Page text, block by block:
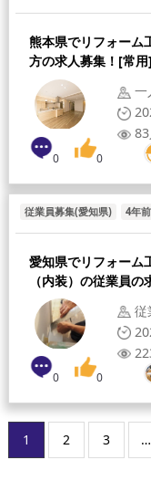
熊本県でリフォーム
方の求人募集！[常用]
一
83
0 0
従業員募集(愛知県) 4年
愛知県でリフォーム
（内装）の従業員の
従
0 0
1 2 3 …